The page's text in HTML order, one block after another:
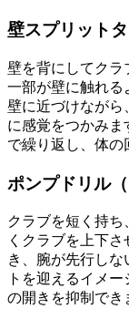
壁スプリット
壁を背にしてクラ
一部が壁に触れる
壁に近づけながら
に感覚をつかみま
で繰り返し、体の
ポンプドリル（
クラブを短く持
くクラブを上下
き、腕が先行し
トを迎えるイメ
の開きを抑制でき